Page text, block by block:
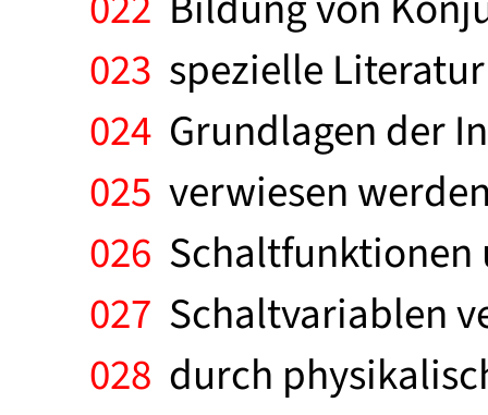
023 spezielle
024 Grundlagen der
025 verwiesen
026 Schaltfunktionen
027 Schaltvariablen
028 durch